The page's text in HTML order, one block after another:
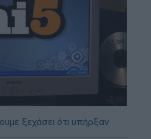
ξεχάσει ότι υπήρξαν